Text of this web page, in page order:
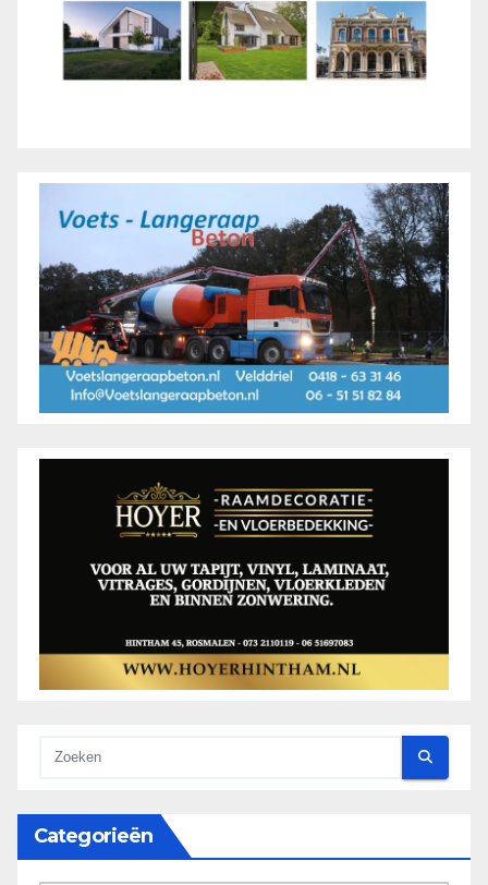
Categorieën